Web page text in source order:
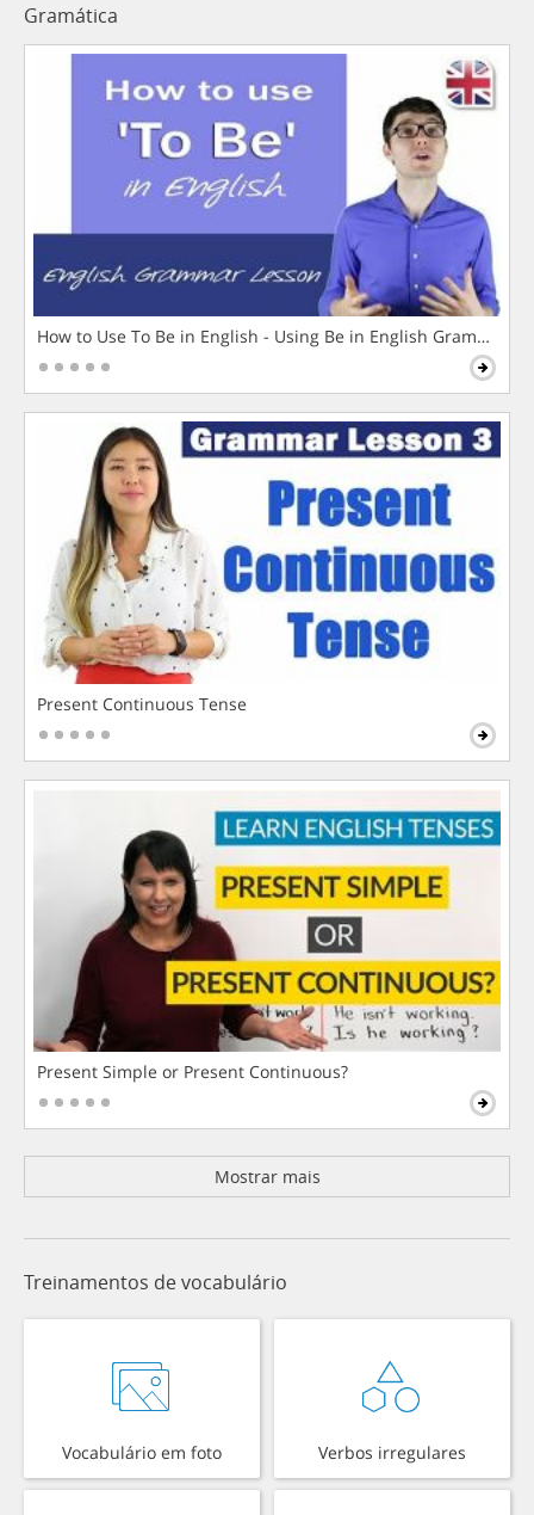
Gramática
How to Use To Be in English - Using Be in English Grammar
Present Continuous Tense
Present Simple or Present Continuous?
Mostrar mais
Treinamentos de vocabulário
Vocabulário em foto Verbos irregulares